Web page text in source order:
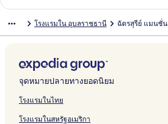
n
t
U
b
o
n
a
s
l
B
t
i
q
u
R
t
g
s
o
r
t
a
o
n
s
m
n
g
A
p
r
b
P
r
e
m
e
a
e
n
g
H
t
b
H
o
t
e
R
s
a
i
l
a
บ
t
u
r
e
l
รั
c
o
I
n
L
สำ
ห
C
h
a
n
u
สำ
บ
B
2
U
o
น
รั
บ
S
u
e
า
ห
รั
บ
T
h
ฐ
สำ
ห
รั
บ
u
ร
น
สำ
ห
รั
S
ต
า
น
สำ
ห
บ
โรงแรมใน อุบลราชธานี ฉัตรสุรีย์ แมนชั่น
จุดหมายปลายทางยอดนิยม
โรงแรมในไทย
โรงแรมในสหรัฐอเมริกา